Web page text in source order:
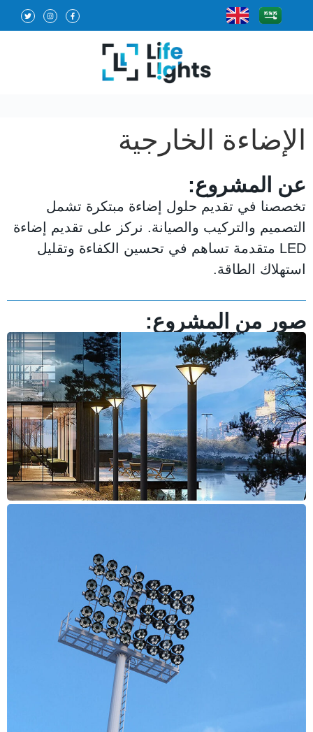
الإضاءة الخارجية
عن المشروع:
تخصصنا في تقديم حلول إضاءة مبتكرة تشمل
التصميم والتركيب والصيانة. نركز على تقديم إضاءة
LED متقدمة تساهم في تحسين الكفاءة وتقليل
استهلاك الطاقة.
صور من المشروع: